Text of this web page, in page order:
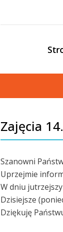
Zajęcia
Szanowni
Uprzejmie
W dniu
Dzisiejsze
Dziękuję